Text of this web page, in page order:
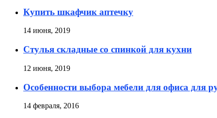
Купить шкафчик аптечку
14 июня, 2019
Стулья складные со спинкой для кухни
12 июня, 2019
Особенности выбора мебели для офиса для
14 февраля, 2016